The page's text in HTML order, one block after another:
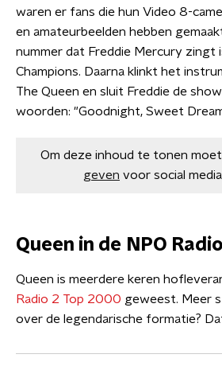
waren er fans die hun Video 8-
en amateurbeelden hebben
nummer dat Freddie Mercury zingt
Champions. Daarna klinkt het
The Queen en sluit Freddie de
woorden: "Goodnight, Sweet
Om deze inhoud te tonen
geven voor social
Queen in de NPO
Queen is meerdere keren
Radio 2 Top 2000 geweest. Meer
over de legendarische formatie?